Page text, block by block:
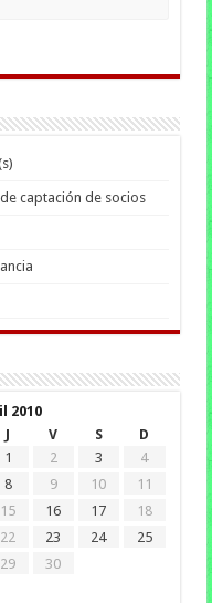
de captación de socios
2010
J V S
D
1
2 3
4
8 9 10
11
15 16 17
18
22 23 24
25
29
30